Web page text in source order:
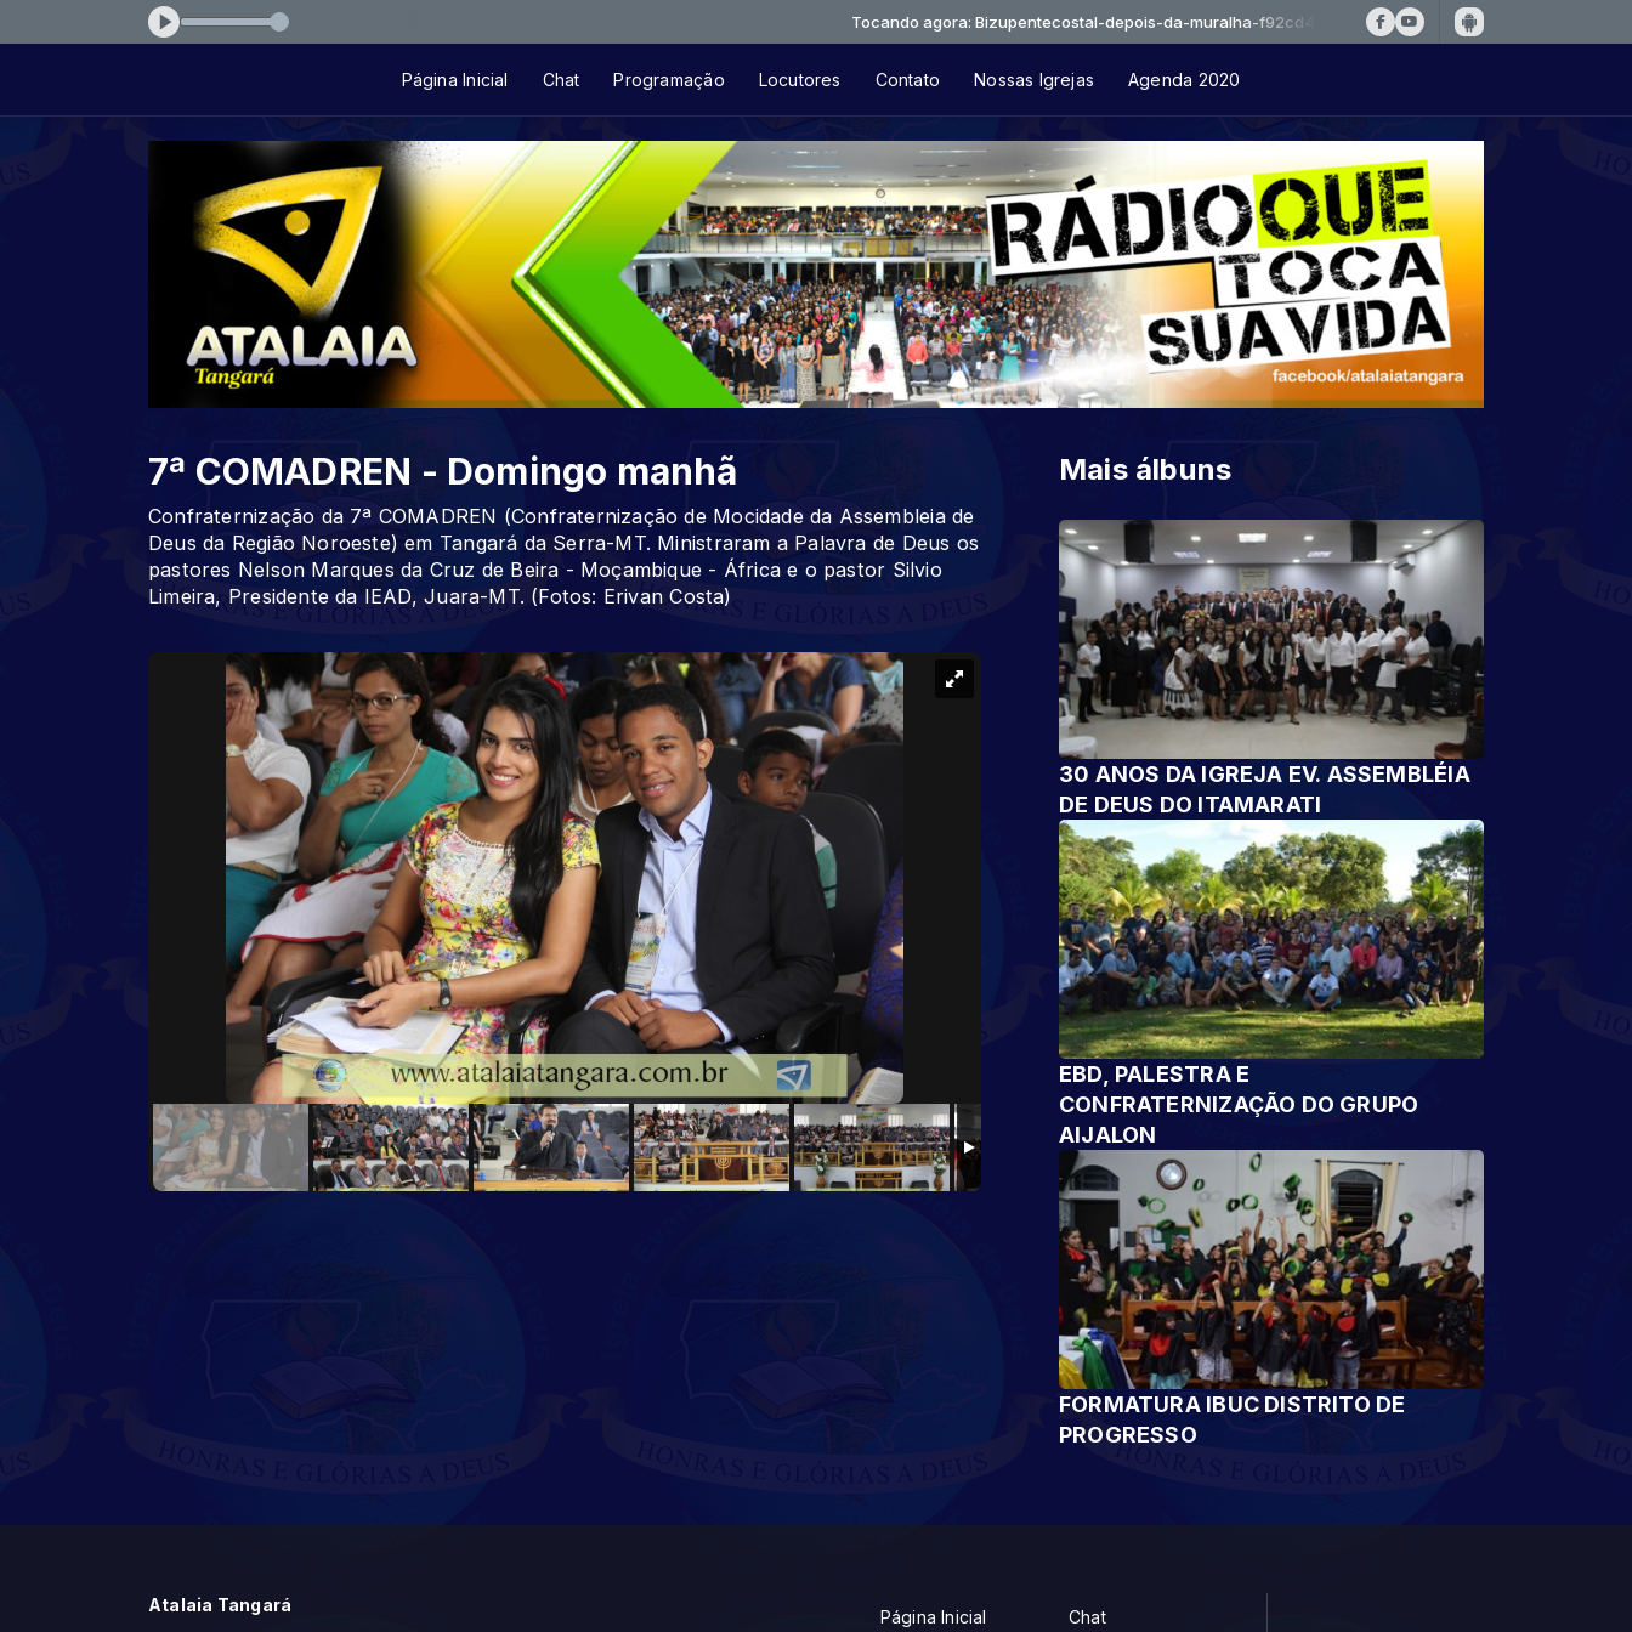
depois-da-muralha-f92cd4 Tocando agora: Bizupentecostal-depois-da-muralha-f92cd4
Página Inicial Chat Programação Locutores Contato Nossas Igrejas Agenda 2020
7ª COMADREN - Domingo manhã
Confraternização da 7ª COMADREN (Confraternização de Mocidade da Assembleia de
Deus da Região Noroeste) em Tangará da Serra-MT. Ministraram a Palavra de Deus os
pastores Nelson Marques da Cruz de Beira - Moçambique - África e o pastor Silvio
Limeira, Presidente da IEAD, Juara-MT. (Fotos: Erivan Costa)
Mais álbuns
30 ANOS DA IGREJA EV. ASSEMBLÉIA
DE DEUS DO ITAMARATI
EBD, PALESTRA E
CONFRATERNIZAÇÃO DO GRUPO
AIJALON
FORMATURA IBUC DISTRITO DE
PROGRESSO
Atalaia Tangará
Página Inicial Chat